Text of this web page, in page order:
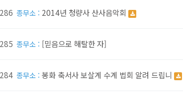
종무소 : 2014년 청량사 산사음악회
종무소 : [믿음으로 해탈한 자]
종무소 : 봉화 축서사 보살계 수계 법회 알려 드립니